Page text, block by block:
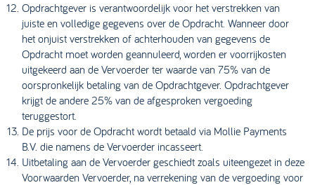
Opdrachtgever is verantwoordelijk voor het verstrekken van
juiste en volledige gegevens over de Opdracht. Wanneer door
het onjuist verstrekken of achterhouden van gegevens de
Opdracht moet worden geannuleerd, worden er voorrijkosten
uitgekeerd aan de Vervoerder ter waarde van 75% van de
oorspronkelijk betaling van de Opdrachtgever. Opdrachtgever
krijgt de andere 25% van de afgesproken vergoeding
teruggestort.
De prijs voor de Opdracht wordt betaald via Mollie Payments
B.V. die namens de Vervoerder incasseert.
Uitbetaling aan de Vervoerder geschiedt zoals uiteengezet in deze
Voorwaarden Vervoerder, na verrekening van de vergoeding voor